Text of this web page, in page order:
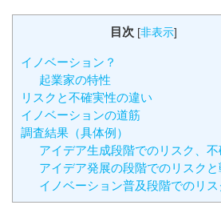
目次 [非表示]
イノベーション？
起業家の特性
リスクと不確実性の違い
イノベーションの道筋
調査結果（具体例）
アイデア生成段階でのリスク、不
アイデア発展の段階でのリスク
イノベーション普及段階でのリ